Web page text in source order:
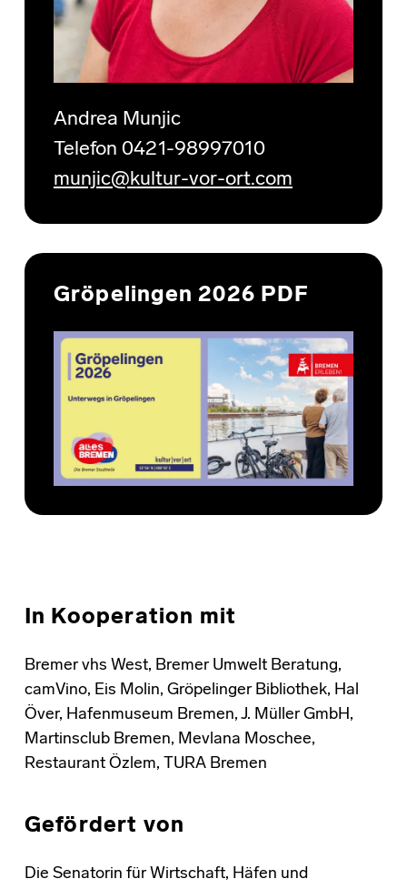
Andrea Munjic
Telefon 0421-98997010
munjic@kultur-vor-ort.com
Gröpelingen 2026 PDF
In Kooperation mit
Bremer vhs West, Bremer Umwelt Beratung,
camVino, Eis Molin, Gröpelinger Bibliothek, Hal
Över, Hafenmuseum Bremen, J. Müller GmbH,
Martinsclub Bremen, Mevlana Moschee,
Restaurant Özlem, TURA Bremen
Gefördert von
Die Senatorin für Wirtschaft, Häfen und